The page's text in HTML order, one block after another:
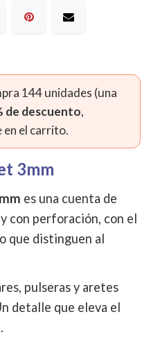
144 unidades (una
de descuento,
el carrito.
3mm
es una cuenta de
con perforación, con el
que distinguen al
pulseras y aretes
detalle que eleva el